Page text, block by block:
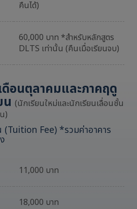
คืนได้)
60,000 บาท *สำหรับหลักสูตร
DLTS เท่านั้น (คืนเมื่อเรียนจบ)
ดือนตุลาคมและภาคฤดู
น (นักเรียนใหม่และนักเรียนเลื่อนชั้น
)
(Tuition Fee) *รวมค่าอาคาร
11,000 บาท
18,000 บาท